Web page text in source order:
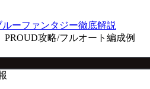
ーファンタジー徹底解説
PROUD攻略/フルオート編成例